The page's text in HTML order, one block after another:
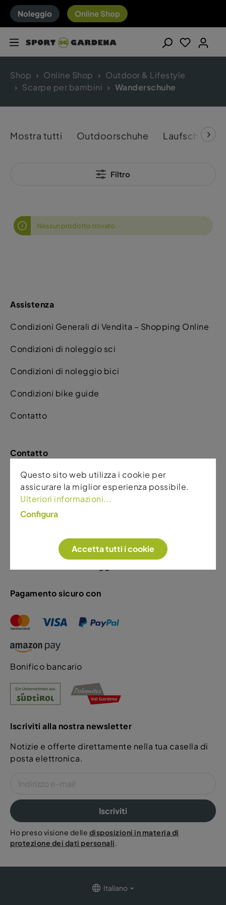
Noleggio Online Shop
Shop Online Shop
Outdoor & Lifestyle
Scarpe per bambini
Wanderschuhe
Mostra tutti Outdoorschuhe Laufschuhe
Filtro
Nessun prodotto trovato.
Assistenza
Condizioni Generali di Vendita – Shopping Online
Condizioni di noleggio sci
Condizioni di noleggio bici
Condizioni bike guide
Contatto
Contatto
Sport Gardena
Via Rezia. 110
39046 Ortisei
+39 0471 796522 Shop & Generale
Modulo contatto Online Shop
Pagamento sicuro con
Bonifico bancario
Iscriviti alla nostra newsletter
Notizie e offerte direttamente nella tua casella di
posta elettronica.
Iscriviti
Ho preso visione delle disposizioni in materia di
protezione dei dati personali
Italiano
Questo sito web utilizza i cookie per
assicurare la miglior esperienza possibile.
Ulteriori informazioni...
Configura
Accetta tutti i cookie